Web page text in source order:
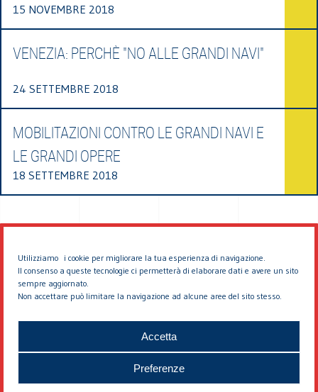
Utilizziamo i cookie per migliorare la tua esperienza di navigazione.
Il consenso a queste tecnologie ci permetterà di elaborare dati e avere un sito
sempre aggiornato.
Non accettare può limitare la navigazione ad alcune aree del sito stesso.
Accetta
Preferenze
15 NOVEMBRE 2018
VENEZIA: PERCHÈ "NO ALLE GRANDI NAVI"
24 SETTEMBRE 2018
MOBILITAZIONI CONTRO LE GRANDI NAVI E
LE GRANDI OPERE
18 SETTEMBRE 2018
© 2026 EDDYBURG